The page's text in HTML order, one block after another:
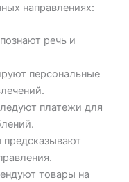
направлениях:
речь и
персональные
платежи для
товары на